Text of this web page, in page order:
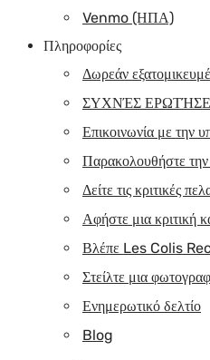
Venmo (ΗΠΑ)
Πληροφορίες
Δωρεάν
ΣΥΧΝΈΣ
Επικοινωνία με την
Παρακολουθήστε
Δείτε τις κριτικές
Αφήστε μια κριτική
Βλέπε Les Colis
Στείλτε μια
Ενημερωτικό δελτίο
Blog